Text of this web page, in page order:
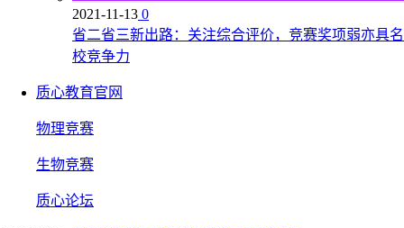
2021-11-13 0
省二省三新出路：关注综合评价，竞赛奖项弱亦具名
校竞争力
质心教育官网
物理竞赛
生物竞赛
质心论坛